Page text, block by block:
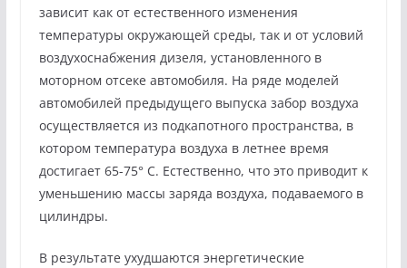
зависит как от естественного изменения
температуры окружающей среды, так и от условий
воздухоснабжения дизеля, установленного в
моторном отсеке автомобиля. На ряде моделей
автомобилей предыдущего выпуска забор воздуха
осуществляется из подкапотного пространства, в
котором температура воздуха в летнее время
достигает 65-75° С. Естественно, что это приводит к
уменьшению массы заряда воздуха, подаваемого в
цилиндры.
В результате ухудшаются энергетические